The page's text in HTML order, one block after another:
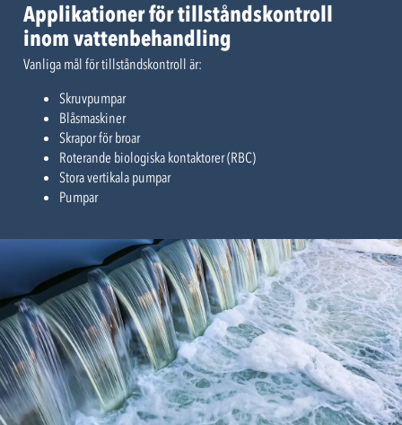
Applikationer för tillståndskontroll
inom vattenbehandling
Vanliga mål för tillståndskontroll är:
Skruvpumpar
Blåsmaskiner
Skrapor för broar
Roterande biologiska kontaktorer (RBC)
Stora vertikala pumpar
Pumpar